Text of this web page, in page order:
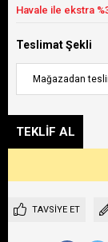
Teslimat Şekli
TAVSIYE ET